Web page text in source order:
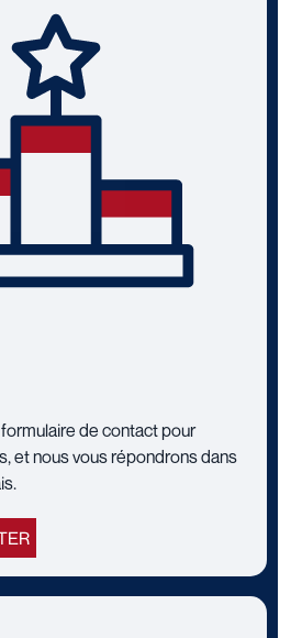
de contact pour
et nous vous répondrons dans